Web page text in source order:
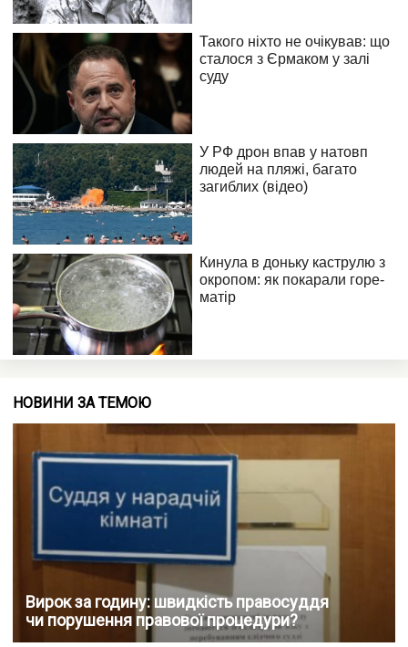
НОВИНИ ЗА ТЕМОЮ
Вирок за годину: швидкість правосуддя
чи порушення правової процедури?